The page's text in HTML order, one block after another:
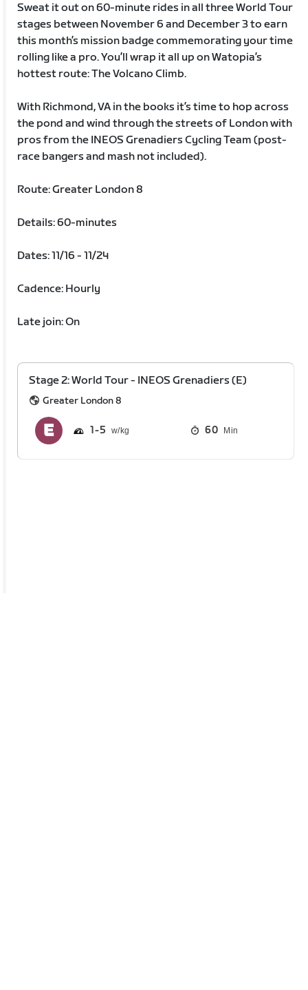
Sweat it out on 60-minute rides in all three World Tour
stages between November 6 and December 3 to earn
this month’s mission badge commemorating your time
rolling like a pro. You’ll wrap it all up on Watopia’s
hottest route: The Volcano Climb.
With Richmond, VA in the books it’s time to hop across
the pond and wind through the streets of London with
pros from the INEOS Grenadiers Cycling Team (post-
race bangers and mash not included).
Route: Greater London 8
Details: 60-minutes
Dates: 11/16 - 11/24
Cadence: Hourly
Late join: On
Stage 2: World Tour - INEOS Grenadiers (E)
Greater London 8
1 5 60 Min